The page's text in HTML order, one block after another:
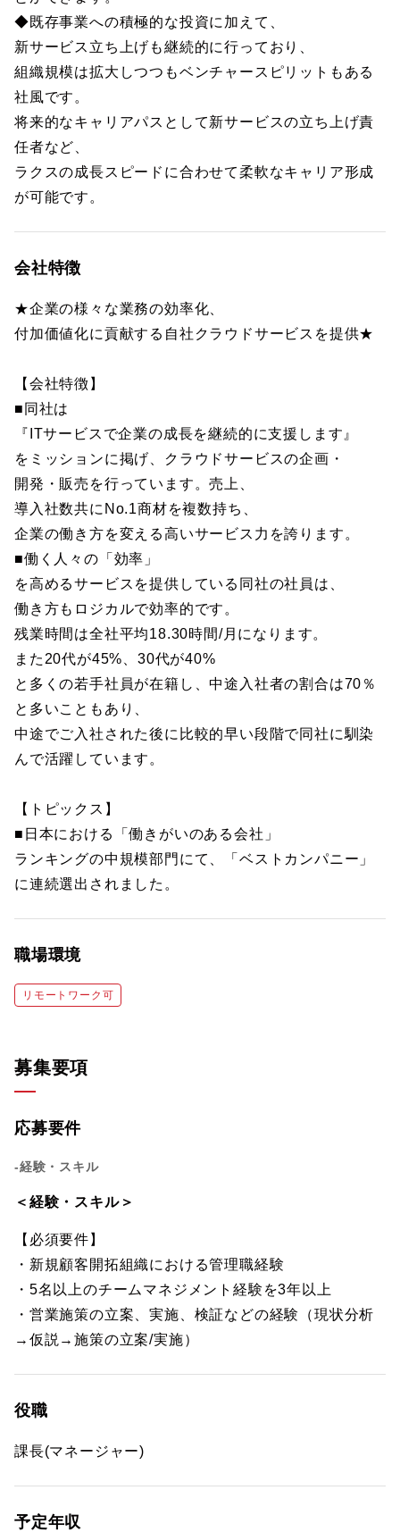
◆既存事業への積極的な投資に加えて、
新サービス立ち上げも継続的に行っており、
組織規模は拡大しつつもベンチャースピリットもある
社風です。
将来的なキャリアパスとして新サービスの立ち上げ責
任者など、
ラクスの成長スピードに合わせて柔軟なキャリア形成
が可能です。
会社特徴
★企業の様々な業務の効率化、
付加価値化に貢献する自社クラウドサービスを提供★
【会社特徴】
■同社は
『ITサービスで企業の成長を継続的に支援します』
をミッションに掲げ、クラウドサービスの企画・
開発・販売を行っています。売上、
導入社数共にNo.1商材を複数持ち、
企業の働き方を変える高いサービス力を誇ります。
■働く人々の「効率」
を高めるサービスを提供している同社の社員は、
働き方もロジカルで効率的です。
残業時間は全社平均18.30時間/月になります。
また20代が45%、30代が40%
と多くの若手社員が在籍し、中途入社者の割合は70％
と多いこともあり、
中途でご入社された後に比較的早い段階で同社に馴染
んで活躍しています。
【トピックス】
■日本における「働きがいのある会社」
ランキングの中規模部門にて、「ベストカンパニー」
に連続選出されました。
職場環境
リモートワーク可
募集要項
応募要件
-経験・スキル
＜経験・スキル＞
【必須要件】
・新規顧客開拓組織における管理職経験
・5名以上のチームマネジメント経験を3年以上
・営業施策の立案、実施、検証などの経験（現状分析
→仮説→施策の立案/実施）
役職
課長(マネージャー)
予定年収